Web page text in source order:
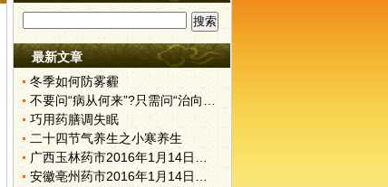
最新文章
冬季如何防雾霾
不要问“病从何来”?只需问“治向何去”?
巧用药膳调失眠
二十四节气养生之小寒养生
广西玉林药市2016年1月14日快讯
安徽亳州药市2016年1月14日快讯